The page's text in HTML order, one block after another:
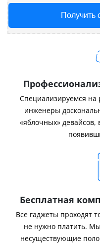
Получить
Специализируемся
инженеры
«яблочных»
Бесплатная
Все гаджеты проходят
не нужно платить.
несуществующие